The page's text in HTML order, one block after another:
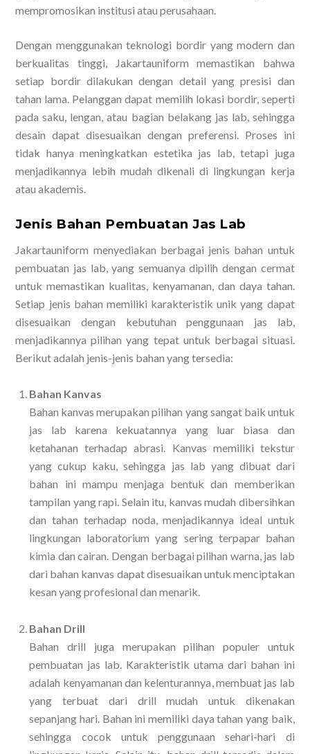
mempromosikan institusi atau perusahaan.
Dengan menggunakan teknologi bordir yang modern dan
berkualitas tinggi, Jakartauniform memastikan bahwa
setiap bordir dilakukan dengan detail yang presisi dan
tahan lama. Pelanggan dapat memilih lokasi bordir, seperti
pada saku, lengan, atau bagian belakang jas lab, sehingga
desain dapat disesuaikan dengan preferensi. Proses ini
tidak hanya meningkatkan estetika jas lab, tetapi juga
menjadikannya lebih mudah dikenali di lingkungan kerja
atau akademis.
Jenis Bahan Pembuatan Jas Lab
Jakartauniform menyediakan berbagai jenis bahan untuk
pembuatan jas lab, yang semuanya dipilih dengan cermat
untuk memastikan kualitas, kenyamanan, dan daya tahan.
Setiap jenis bahan memiliki karakteristik unik yang dapat
disesuaikan dengan kebutuhan penggunaan jas lab,
menjadikannya pilihan yang tepat untuk berbagai situasi.
Berikut adalah jenis-jenis bahan yang tersedia:
Bahan Kanvas
Bahan kanvas merupakan pilihan yang sangat baik untuk
jas lab karena kekuatannya yang luar biasa dan
ketahanan terhadap abrasi. Kanvas memiliki tekstur
yang cukup kaku, sehingga jas lab yang dibuat dari
bahan ini mampu menjaga bentuk dan memberikan
tampilan yang rapi. Selain itu, kanvas mudah dibersihkan
dan tahan terhadap noda, menjadikannya ideal untuk
lingkungan laboratorium yang sering terpapar bahan
kimia dan cairan. Dengan berbagai pilihan warna, jas lab
dari bahan kanvas dapat disesuaikan untuk menciptakan
kesan yang profesional dan menarik.
Bahan Drill
Bahan drill juga merupakan pilihan populer untuk
pembuatan jas lab. Karakteristik utama dari bahan ini
adalah kenyamanan dan kelenturannya, membuat jas lab
yang terbuat dari drill mudah untuk dikenakan
sepanjang hari. Bahan ini memiliki daya tahan yang baik,
sehingga cocok untuk penggunaan sehari-hari di